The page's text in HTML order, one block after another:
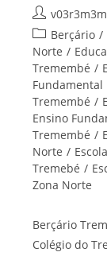
Autor
do
post:
Categoria
do
post:
Berçário /
Norte /
Tremembé /
Fundamental
Tremembé /
Ensino
Tremembé /
Norte /
Tremebé /
Zona Norte
Berçário
Colégio do